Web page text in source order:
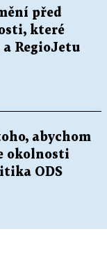
před
které
RegioJetu
abychom
okolnosti
ODS